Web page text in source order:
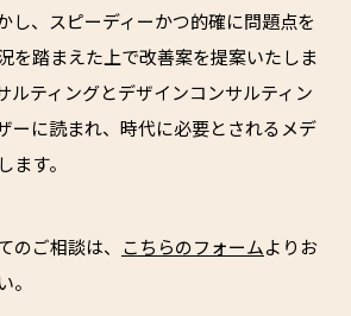
し、スピーディーかつ的確に問題点を
を踏まえた上で改善案を提案いたしま
ルティングとデザインコンサルティン
ーに読まれ、時代に必要とされるメデ
ます。
のご相談は、 こちらのフォームよりお
。